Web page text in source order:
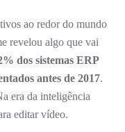
ao redor do mundo
revelou algo que vai
dos sistemas ERP
antes de 2017.
era da inteligência
editar vídeo.